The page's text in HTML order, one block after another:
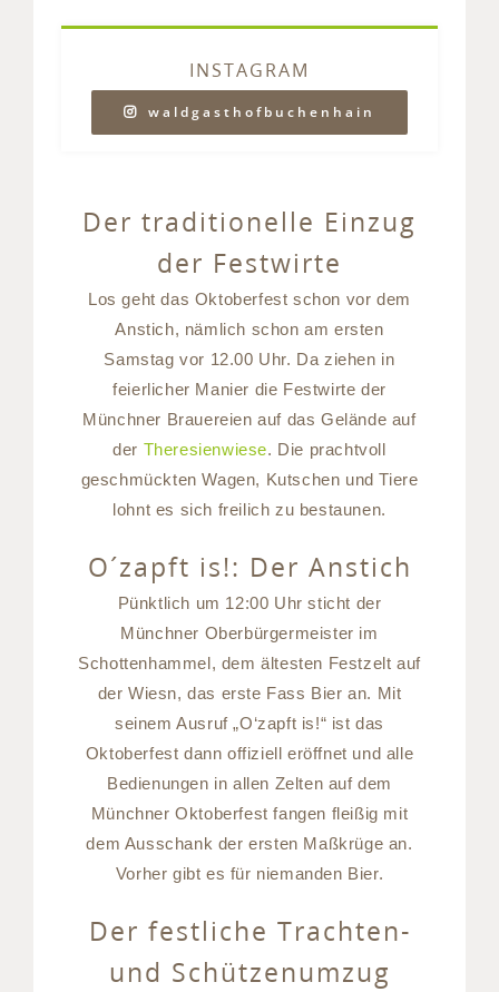
INSTAGRAM
waldgasthofbuchenhain
Der traditionelle Einzug
der Festwirte
Los geht das Oktoberfest schon vor dem
Anstich, nämlich schon am ersten
Samstag vor 12.00 Uhr. Da ziehen in
feierlicher Manier die Festwirte der
Münchner Brauereien auf das Gelände auf
der Theresienwiese. Die prachtvoll
geschmückten Wagen, Kutschen und Tiere
lohnt es sich freilich zu bestaunen.
O´zapft is!: Der Anstich
Pünktlich um 12:00 Uhr sticht der
Münchner Oberbürgermeister im
Schottenhammel, dem ältesten Festzelt auf
der Wiesn, das erste Fass Bier an. Mit
seinem Ausruf „O‘zapft is!“ ist das
Oktoberfest dann offiziell eröffnet und alle
Bedienungen in allen Zelten auf dem
Münchner Oktoberfest fangen fleißig mit
dem Ausschank der ersten Maßkrüge an.
Vorher gibt es für niemanden Bier.
Der festliche Trachten-
und Schützenumzug